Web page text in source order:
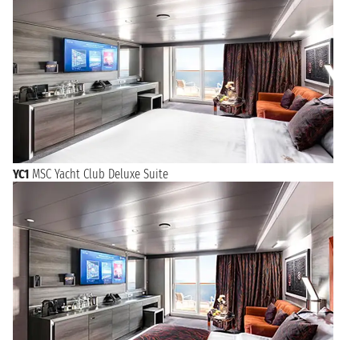
YC1 MSC Yacht Club Deluxe Suite